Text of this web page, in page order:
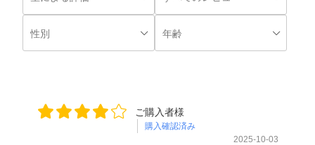
ご購入者様
購入確認済み
2025-10-03